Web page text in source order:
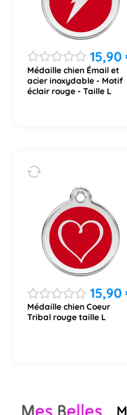
15,90
Médaille chien Émail et
acier inoxydable - Motif
éclair rouge - Taille L
15,90
Médaille chien Coeur
Tribal rouge taille L